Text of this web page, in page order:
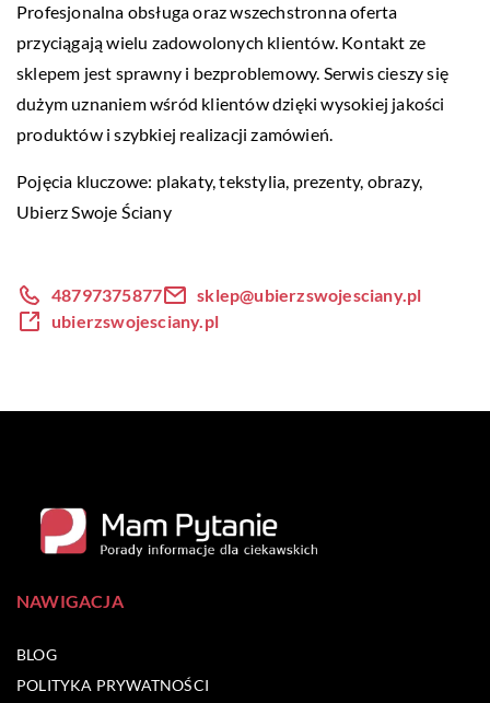
Profesjonalna obsługa oraz wszechstronna oferta
przyciągają wielu zadowolonych klientów. Kontakt ze
sklepem jest sprawny i bezproblemowy. Serwis cieszy się
dużym uznaniem wśród klientów dzięki wysokiej jakości
produktów i szybkiej realizacji zamówień.
Pojęcia kluczowe: plakaty, tekstylia, prezenty, obrazy,
Ubierz Swoje Ściany
48797375877
sklep@ubierzswojesciany.pl
ubierzswojesciany.pl
NAWIGACJA
BLOG
POLITYKA PRYWATNOŚCI